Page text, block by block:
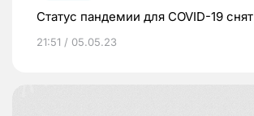
Статус пандемии для COVID-19 снят
21:51 / 05.05.23